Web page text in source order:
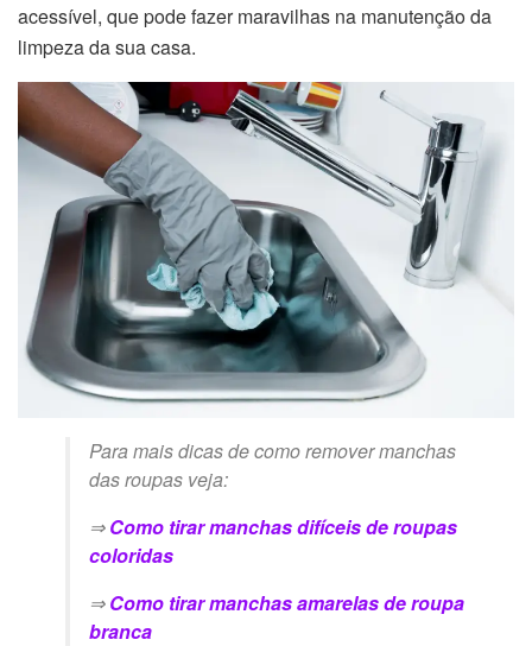
acessível, que pode fazer maravilhas na manutenção da
limpeza da sua casa.
Para mais dicas de como remover manchas
das roupas veja:
⇒Como tirar manchas difíceis de roupas
coloridas
⇒Como tirar manchas amarelas de roupa
branca